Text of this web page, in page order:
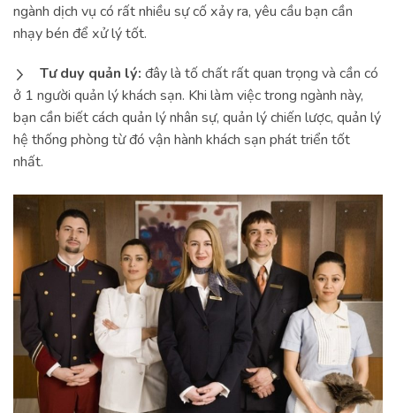
ngành dịch vụ có rất nhiều sự cố xảy ra, yêu cầu bạn cần
nhạy bén để xử lý tốt.
Tư duy quản lý: đây là tố chất rất quan trọng và cần có
ở 1 người quản lý khách sạn. Khi làm việc trong ngành này,
bạn cần biết cách quản lý nhân sự, quản lý chiến lược, quản lý
hệ thống phòng từ đó vận hành khách sạn phát triển tốt
nhất.